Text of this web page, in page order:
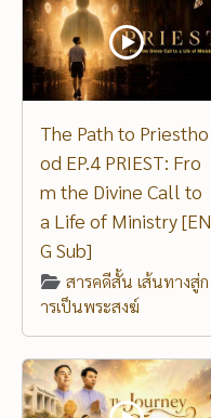
The Path to Priestho
od EP.4 PRIEST: Fro
m the Divine Call to
a Life of Ministry [EN
G Sub]
สารคดีสั้น เส้นทางสู่ก
ารเป็นพระสงฆ์